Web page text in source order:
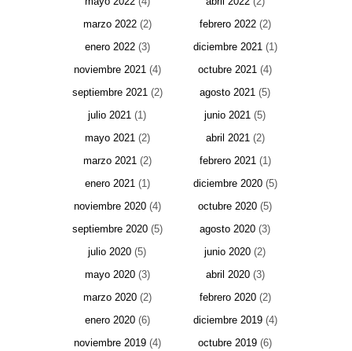
marzo 2022(2) febrero 2022(2)
enero 2022(3) diciembre 2021(1)
noviembre 2021(4) octubre 2021 (4)
septiembre 2021(2) agosto 2021 (5)
julio 2021 (1) junio 2021 (5)
mayo 2021(2) abril 2021(2)
marzo 2021(2) febrero 2021(1)
enero 2021(1) diciembre 2020(5)
noviembre 2020(4) octubre 2020 (5)
septiembre 2020(5) agosto 2020 (3)
julio 2020 (5) junio 2020 (2)
mayo 2020(3) abril 2020(3)
marzo 2020(2) febrero 2020(2)
enero 2020(6) diciembre 2019(4)
noviembre 2019(4) octubre 2019 (6)